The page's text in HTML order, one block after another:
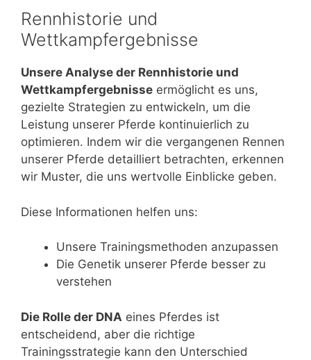
Rennhistorie und
Wettkampfergebnisse
Unsere Analyse der Rennhistorie und
Wettkampfergebnisse ermöglicht es uns,
gezielte Strategien zu entwickeln, um die
Leistung unserer Pferde kontinuierlich zu
optimieren. Indem wir die vergangenen Rennen
unserer Pferde detailliert betrachten, erkennen
wir Muster, die uns wertvolle Einblicke geben.
Diese Informationen helfen uns:
Unsere Trainingsmethoden anzupassen
Die Genetik unserer Pferde besser zu
verstehen
Die Rolle der DNA eines Pferdes ist
entscheidend, aber die richtige
Trainingsstrategie kann den Unterschied